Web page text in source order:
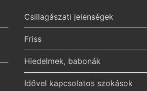
Csillagászati jelenségek
Friss
Hiedelmek, babonák
Idővel kapcsolatos szokások